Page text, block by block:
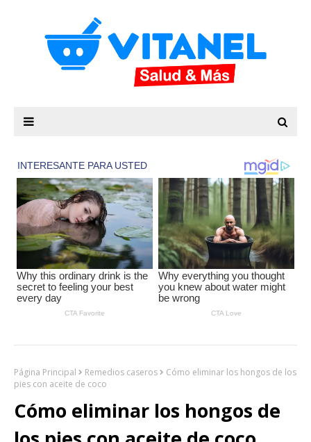
Página Principal Remedios caseros
Cómo eliminar los hongos de los
pies con aceite de coco
Cómo eliminar los hongos de